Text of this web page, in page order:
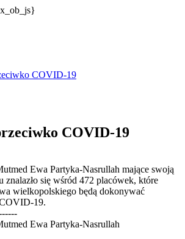
COVID-19
COVID-19
Ewa Partyka-Nasrullah mające swoją
znalazło się wśród 472 placówek, które
wielkopolskiego będą dokonywać
19.
Ewa Partyka-Nasrullah